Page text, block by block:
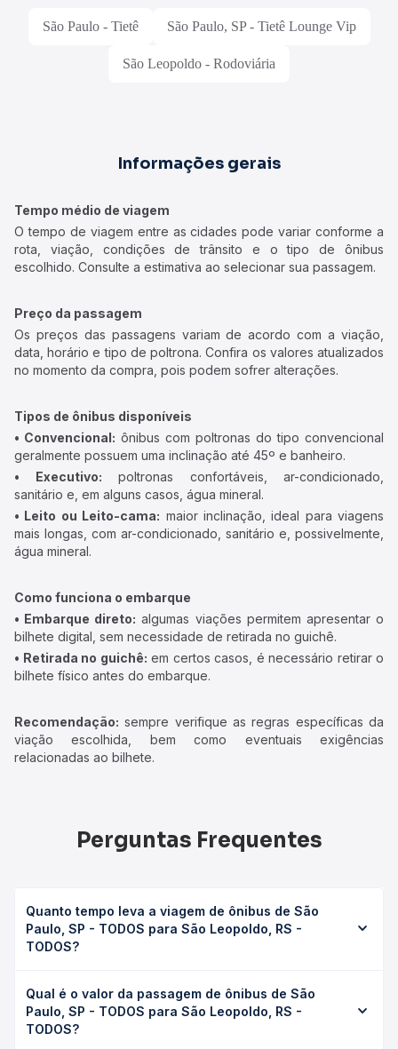
São Paulo - Tietê São Paulo, SP - Tietê Lounge Vip
São Leopoldo - Rodoviária
Informações gerais
Tempo médio de viagem
O tempo de viagem entre as cidades pode variar conforme a
rota, viação, condições de trânsito e o tipo de ônibus
escolhido. Consulte a estimativa ao selecionar sua passagem.
Preço da passagem
Os preços das passagens variam de acordo com a viação,
data, horário e tipo de poltrona. Confira os valores atualizados
no momento da compra, pois podem sofrer alterações.
Tipos de ônibus disponíveis
• Convencional: ônibus com poltronas do tipo convencional
geralmente possuem uma inclinação até 45º e banheiro.
• Executivo: poltronas confortáveis, ar-condicionado,
sanitário e, em alguns casos, água mineral.
• Leito ou Leito-cama: maior inclinação, ideal para viagens
mais longas, com ar-condicionado, sanitário e, possivelmente,
água mineral.
Como funciona o embarque
• Embarque direto: algumas viações permitem apresentar o
bilhete digital, sem necessidade de retirada no guichê.
• Retirada no guichê: em certos casos, é necessário retirar o
bilhete físico antes do embarque.
Recomendação: sempre verifique as regras específicas da
viação escolhida, bem como eventuais exigências
relacionadas ao bilhete.
Perguntas Frequentes
Quanto tempo leva a viagem de ônibus de São
Paulo, SP - TODOS para São Leopoldo, RS -
TODOS?
Leopoldo, RS - TODOS leva em média 20h 35min,
podendo variar conforme a viação, o tipo de serviço
(convencional, executivo ou leito) e as condições de
Qual é o valor da passagem de ônibus de São
Paulo, SP - TODOS para São Leopoldo, RS -
TODOS?